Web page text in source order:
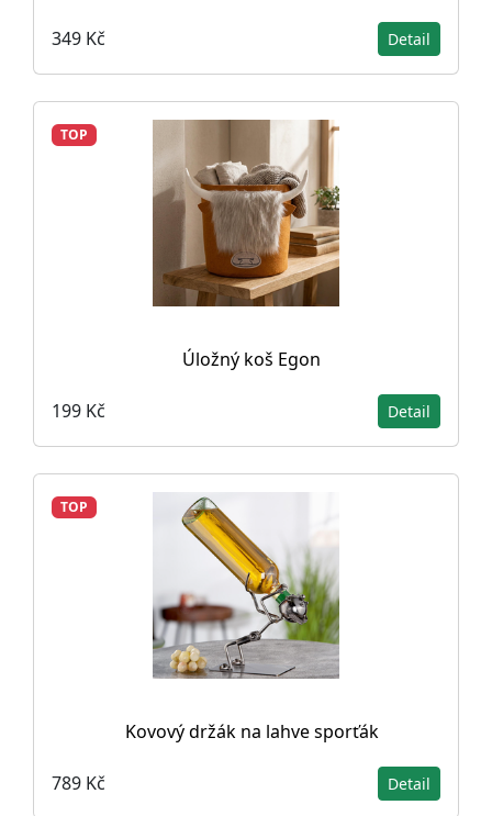
349 Kč Detail
TOP
Úložný koš Egon
199 Kč Detail
TOP
Kovový držák na lahve sporťák
789 Kč Detail